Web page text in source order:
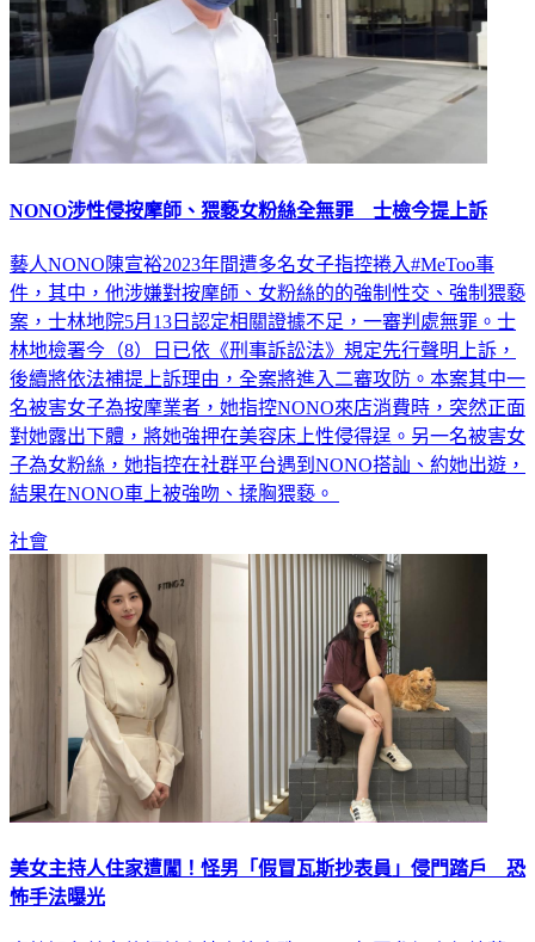
藝人NONO陳宣裕2023年間遭多名女子指控捲入#MeToo事
件，其中，他涉嫌對按摩師、女粉絲的的強制性交、強制猥褻
案，士林地院5月13日認定相關證據不足，一審判處無罪。士
林地檢署今（8）日已依《刑事訴訟法》規定先行聲明上訴，
後續將依法補提上訴理由，全案將進入二審攻防。本案其中一
名被害女子為按摩業者，她指控NONO來店消費時，突然正面
對她露出下體，將她強押在美容床上性侵得逞。另一名被害女
子為女粉絲，她指控在社群平台遇到NONO搭訕、約她出遊，
美女主持人住家遭闖！怪男「假冒瓦斯抄表員」侵門踏戶 恐